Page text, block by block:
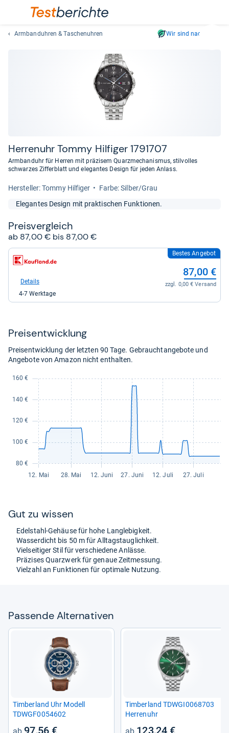
Armbanduhren & Taschenuhren Wir sind nachhaltig
Her­ren­uhr Tommy Hil­fi­ger 1791707
Armbanduhr für Herren mit präzisem Quarzmechanismus, stilvolles
schwarzes Zifferblatt und elegantes Design für jeden Anlass.
Her­stel­ler: Tommy Hilfiger
Farbe: Silber/Grau
Elegantes Design mit praktischen Funktionen.
Preis­ver­gleich
ab 87,00 € bis 87,00 €
zum
Shop:
Kaufland
87,00
Bestes Angebot
87,00 €
zzgl. 0,00 € Versand
Details
4-7 Werktage
Preis­ent­wick­lung
Preisentwicklung der letzten 90 Tage. Gebrauchtangebote und
Angebote von Amazon nicht enthalten.
Gut zu wis­sen
Edel­stahl-​Gehäuse für hohe Lang­le­big­keit.
Was­ser­dicht bis 50 m für All­tags­taug­lich­keit.
Viel­sei­ti­ger Stil für ver­schie­dene Anlässe.
Prä­zi­ses Quarz­werk für genaue Zeit­mes­sung.
Viel­zahl an Funk­tio­nen für opti­male Nut­zung.
Pas­sende Alter­na­ti­ven
Tim­ber­land Uhr Modell
TDWGF0054602
97,56 €
Tim­ber­land TDWGI0068703
Her­ren­uhr
123,24 €